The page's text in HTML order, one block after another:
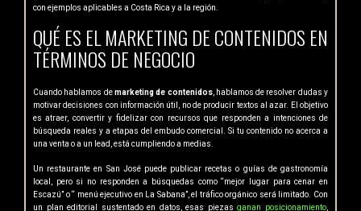
con ejemplos aplicables a Costa Rica y a la región.
QUÉ ES EL MARKETING DE CONTENIDOS EN
TÉRMINOS DE NEGOCIO
Cuando hablamos demarketing de contenidos, hablamos de resolver dudas y
motivar decisiones con información útil, no de producir textos al azar. El objetivo
es atraer, convertir y fidelizar con recursos que responden a intenciones de
búsqueda reales y a etapas del embudo comercial. Si tu contenido no acerca a
una venta o a un lead, está cumpliendo a medias.
Un restaurante en San José puede publicar recetas o guías de gastronomía
local, pero si no responden a búsquedas como “mejor lugar para cenar en
Escazú” o “ menú ejecutivo en La Sabana”, el tráfico orgánico será limitado. Con
un plan editorial sustentado en datos, esas piezasganan posicionamiento